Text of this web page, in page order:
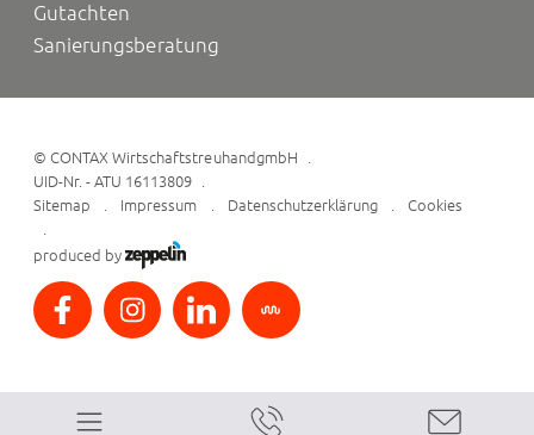
Gutachten
Sanierungsberatung
©CONTAX WirtschaftstreuhandgmbH
UID-Nr. - ATU 16113809
Sitemap
Impressum Datenschutzerklärung Cookies
produced by